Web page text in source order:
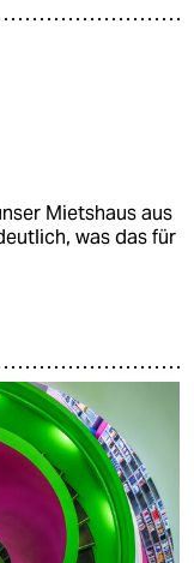
Mietshaus aus
was das für